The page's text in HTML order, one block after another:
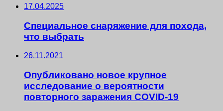
17.04.2025
Специальное снаряжение для похода,
что выбрать
26.11.2021
Опубликовано новое крупное
исследование о вероятности
повторного заражения COVID-19